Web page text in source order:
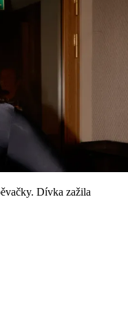
Dívka zažila